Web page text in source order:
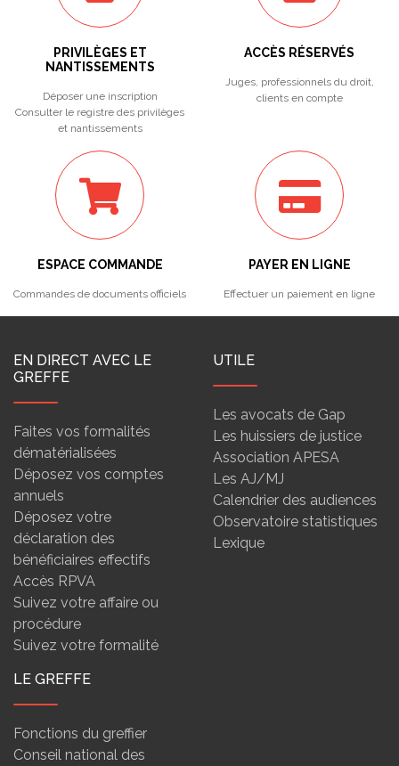
PRIVILÈGES ET
NANTISSEMENTS
Déposer une inscription
Consulter le registre des privilèges
et nantissements
ACCÈS RÉSERVÉS
Juges, professionnels du droit,
clients en compte
ESPACE COMMANDE
Commandes de documents officiels
PAYER EN LIGNE
Effectuer un paiement en ligne
EN DIRECT AVEC LE
GREFFE
Faites vos formalités
dématérialisées
Déposez vos comptes
annuels
Déposez votre
déclaration des
bénéficiaires effectifs
Accès RPVA
Suivez votre affaire ou
procédure
Suivez votre formalité
UTILE
Les avocats de Gap
Les huissiers de justice
Association APESA
Les AJ/MJ
Calendrier des audiences
Observatoire statistiques
Lexique
LE GREFFE
Fonctions du greffier
Conseil national des